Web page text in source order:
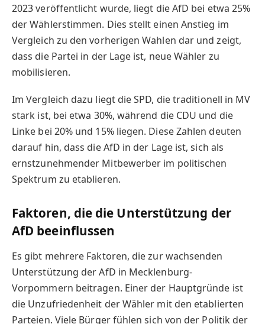
2023 veröffentlicht wurde, liegt die AfD bei etwa 25%
der Wählerstimmen. Dies stellt einen Anstieg im
Vergleich zu den vorherigen Wahlen dar und zeigt,
dass die Partei in der Lage ist, neue Wähler zu
mobilisieren.
Im Vergleich dazu liegt die SPD, die traditionell in MV
stark ist, bei etwa 30%, während die CDU und die
Linke bei 20% und 15% liegen. Diese Zahlen deuten
darauf hin, dass die AfD in der Lage ist, sich als
ernstzunehmender Mitbewerber im politischen
Spektrum zu etablieren.
Faktoren, die die Unterstützung der
AfD beeinflussen
Es gibt mehrere Faktoren, die zur wachsenden
Unterstützung der AfD in Mecklenburg-
Vorpommern beitragen. Einer der Hauptgründe ist
die Unzufriedenheit der Wähler mit den etablierten
Parteien. Viele Bürger fühlen sich von der Politik der